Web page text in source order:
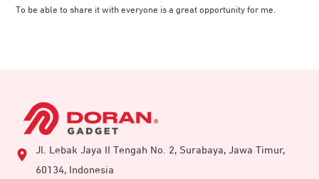
To be able to share it with everyone is a great opportunity for me.
Jl. Lebak Jaya II Tengah No. 2, Surabaya, Jawa Timur,
60134, Indonesia